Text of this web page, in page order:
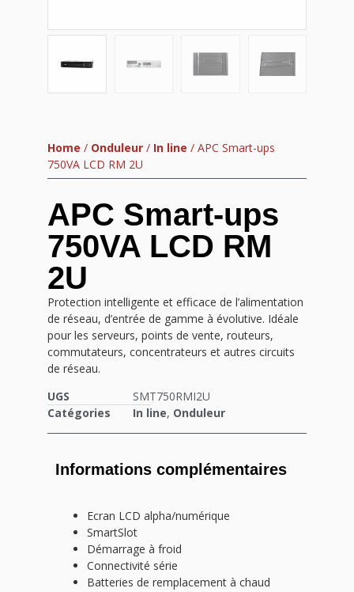
Home / Onduleur / In line / APC Smart-ups
750VA LCD RM 2U
APC Smart-ups
750VA LCD RM
2U
Protection intelligente et efficace de l’alimentation
de réseau, d’entrée de gamme à évolutive. Idéale
pour les serveurs, points de vente, routeurs,
commutateurs, concentrateurs et autres circuits
de réseau.
UGS
SMT750RMI2U
Catégories
In line, Onduleur
Informations complémentaires
Ecran LCD alpha/numérique
SmartSlot
Démarrage à froid
Connectivité série
Batteries de remplacement à chaud